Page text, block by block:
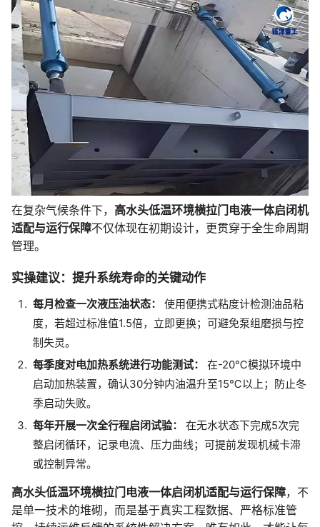
在复杂气候条件下， 高水头低温环境横拉门电液一体启闭机
适配与运行保障不仅体现在初期设计，更贯穿于全生命周期
管理。
实操建议：提升系统寿命的关键动作
每月检查一次液压油状态：
使用便携式粘度计检测油品粘
度，若超过标准值1.5倍，立即更换；可避免泵组磨损与控
制失灵。
每季度对电加热系统进行功能测试：
在-20℃模拟环境中
启动加热装置，确认30分钟内油温升至15℃以上；防止冬
季启动失败。
每年开展一次全行程启闭试验：
在无水状态下完成5次完
整启闭循环，记录电流、压力曲线；可提前发现机械卡滞
或控制异常。
高水头低温环境横拉门电液一体启闭机适配与运行保障，不
是单一技术的堆砌，而是基于真实工程数据、严格标准管